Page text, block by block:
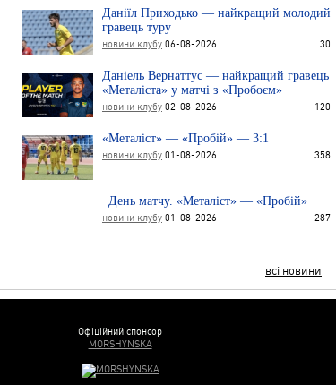
Даніїл Приходько — найкращий молодий
гравець туру
новини клубу 06-08-2026 30
Даніель Вернаттус — найкращий гравець
«Металіста» у матчі з «Пробоєм»
новини клубу 02-08-2026 120
«Металіст» — «Пробій» — 3:1
новини клубу 01-08-2026 358
День матчу. «Металіст» — «Пробій»
новини клубу 01-08-2026 287
всі новини
Офіційний спонсор
MORSHYNSKA